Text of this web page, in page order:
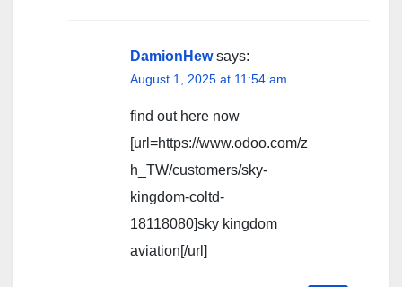
DamionHew says:
August 1, 2025 at 11:54 am
find out here now
[url=https://www.odoo.com/z
h_TW/customers/sky-
kingdom-coltd-
18118080]sky kingdom
aviation[/url]